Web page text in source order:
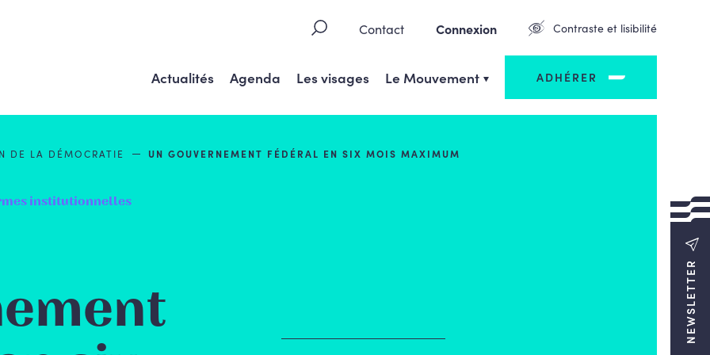
Contact Connexion Contraste et lisibilité
Actualités Agenda Les visages Le Mouvement ADHÉRER
NEWSLETTER
DE LA DÉMOCRATIE UN GOUVERNEMENT FÉDÉRAL EN SIX MOIS MAXIMUM
institutionnelles